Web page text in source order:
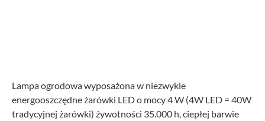
Lampa ogrodowa wyposażona w niezwykle
energooszczędne żarówki LED o mocy 4 W (4W LED = 40W
tradycyjnej żarówki) żywotności 35.000 h, ciepłej barwie